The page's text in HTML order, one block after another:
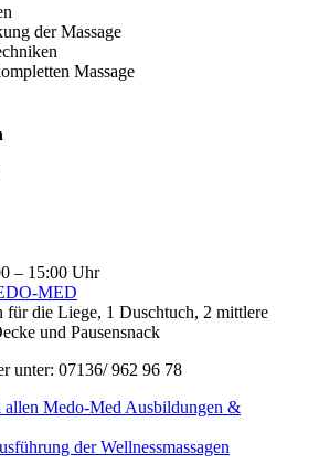
der Massage
Massage
– 15:00 Uhr
MED
für die Liege, 1 Duschtuch, 2 mittlere
und Pausensnack
unter: 07136/ 962 96 78
allen Medo-Med Ausbildungen &
der Wellnessmassagen